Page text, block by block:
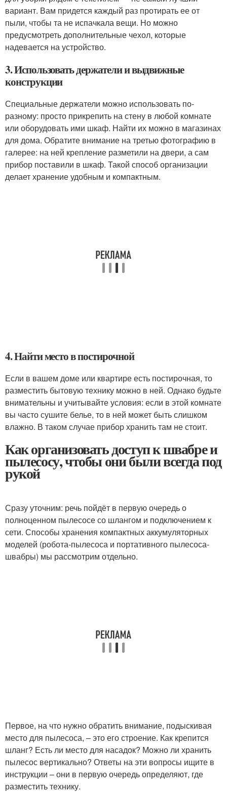
вариант. Вам придется каждый раз протирать ее от
пыли, чтобы та не испачкала вещи. Но можно
предусмотреть дополнительные чехол, которые
надевается на устройство.
3. Использовать держатели и выдвижные
конструкции
Специальные держатели можно использовать по-
разному: просто прикрепить на стену в любой комнате
или оборудовать ими шкаф. Найти их можно в магазинах
для дома. Обратите внимание на третью фотографию в
галерее: на ней крепление разметили на двери, а сам
прибор поставили в шкаф. Такой способ организации
делает хранение удобным и компактным.
4. Найти место в постирочной
Если в вашем доме или квартире есть постирочная, то
разместить бытовую технику можно в ней. Однако будьте
внимательны и учитывайте условия: если в этой комнате
вы часто сушите белье, то в ней может быть слишком
влажно. В таком случае прибор хранить там не стоит.
Как организовать доступ к швабре и
пылесосу, чтобы они были всегда под
рукой
Сразу уточним: речь пойдёт в первую очередь о
полноценном пылесосе со шлангом и подключением к
сети. Способы хранения компактных аккумуляторных
моделей (робота-пылесоса и портативного пылесоса-
швабры) мы рассмотрим отдельно.
Первое, на что нужно обратить внимание, подыскивая
место для пылесоса, – это его строение. Как крепится
шланг? Есть ли место для насадок? Можно ли хранить
пылесос вертикально? Ответы на эти вопросы ищите в
инструкции – они в первую очередь определяют, где
разместить технику.